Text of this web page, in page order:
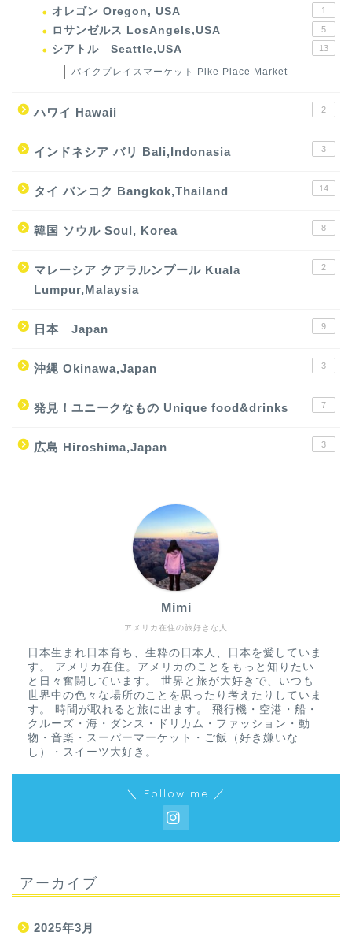
オレゴン Oregon, USA 1
ロサンゼルス LosAngels,USA 5
シアトル Seattle,USA 13
パイクプレイスマーケット Pike Place Market
ハワイ Hawaii 2
インドネシア バリ Bali,Indonasia 3
タイ バンコク Bangkok,Thailand 14
韓国 ソウル Soul, Korea 8
マレーシア クアラルンプール Kuala
Lumpur,Malaysia
2
日本 Japan 9
沖縄 Okinawa,Japan 3
発見！ユニークなもの Unique food&drinks 7
広島 Hiroshima,Japan 3
アメリカ在住の旅好きな人
Mimi
日本生まれ日本育ち、生粋の日本人、日本を愛していま
す。 アメリカ在住。アメリカのことをもっと知りたい
と日々奮闘しています。 世界と旅が大好きで、いつも
世界中の色々な場所のことを思ったり考えたりしていま
す。 時間が取れると旅に出ます。 飛行機・空港・船・
クルーズ・海・ダンス・ドリカム・ファッション・動
物・音楽・スーパーマーケット・ご飯（好き嫌いな
し）・スイーツ大好き。
＼ Follow me ／
アーカイブ
2025年3月